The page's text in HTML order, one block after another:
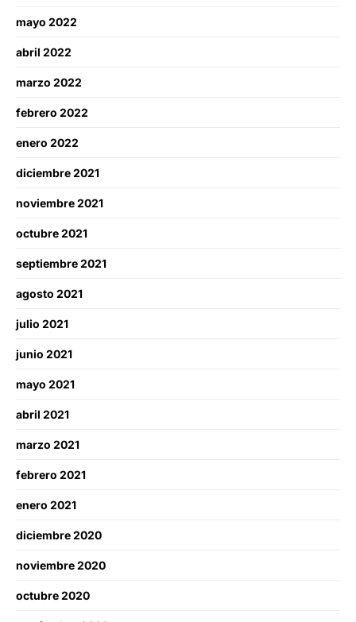
mayo 2022
abril 2022
marzo 2022
febrero 2022
enero 2022
diciembre 2021
noviembre 2021
octubre 2021
septiembre 2021
agosto 2021
julio 2021
junio 2021
mayo 2021
abril 2021
marzo 2021
febrero 2021
enero 2021
diciembre 2020
noviembre 2020
octubre 2020